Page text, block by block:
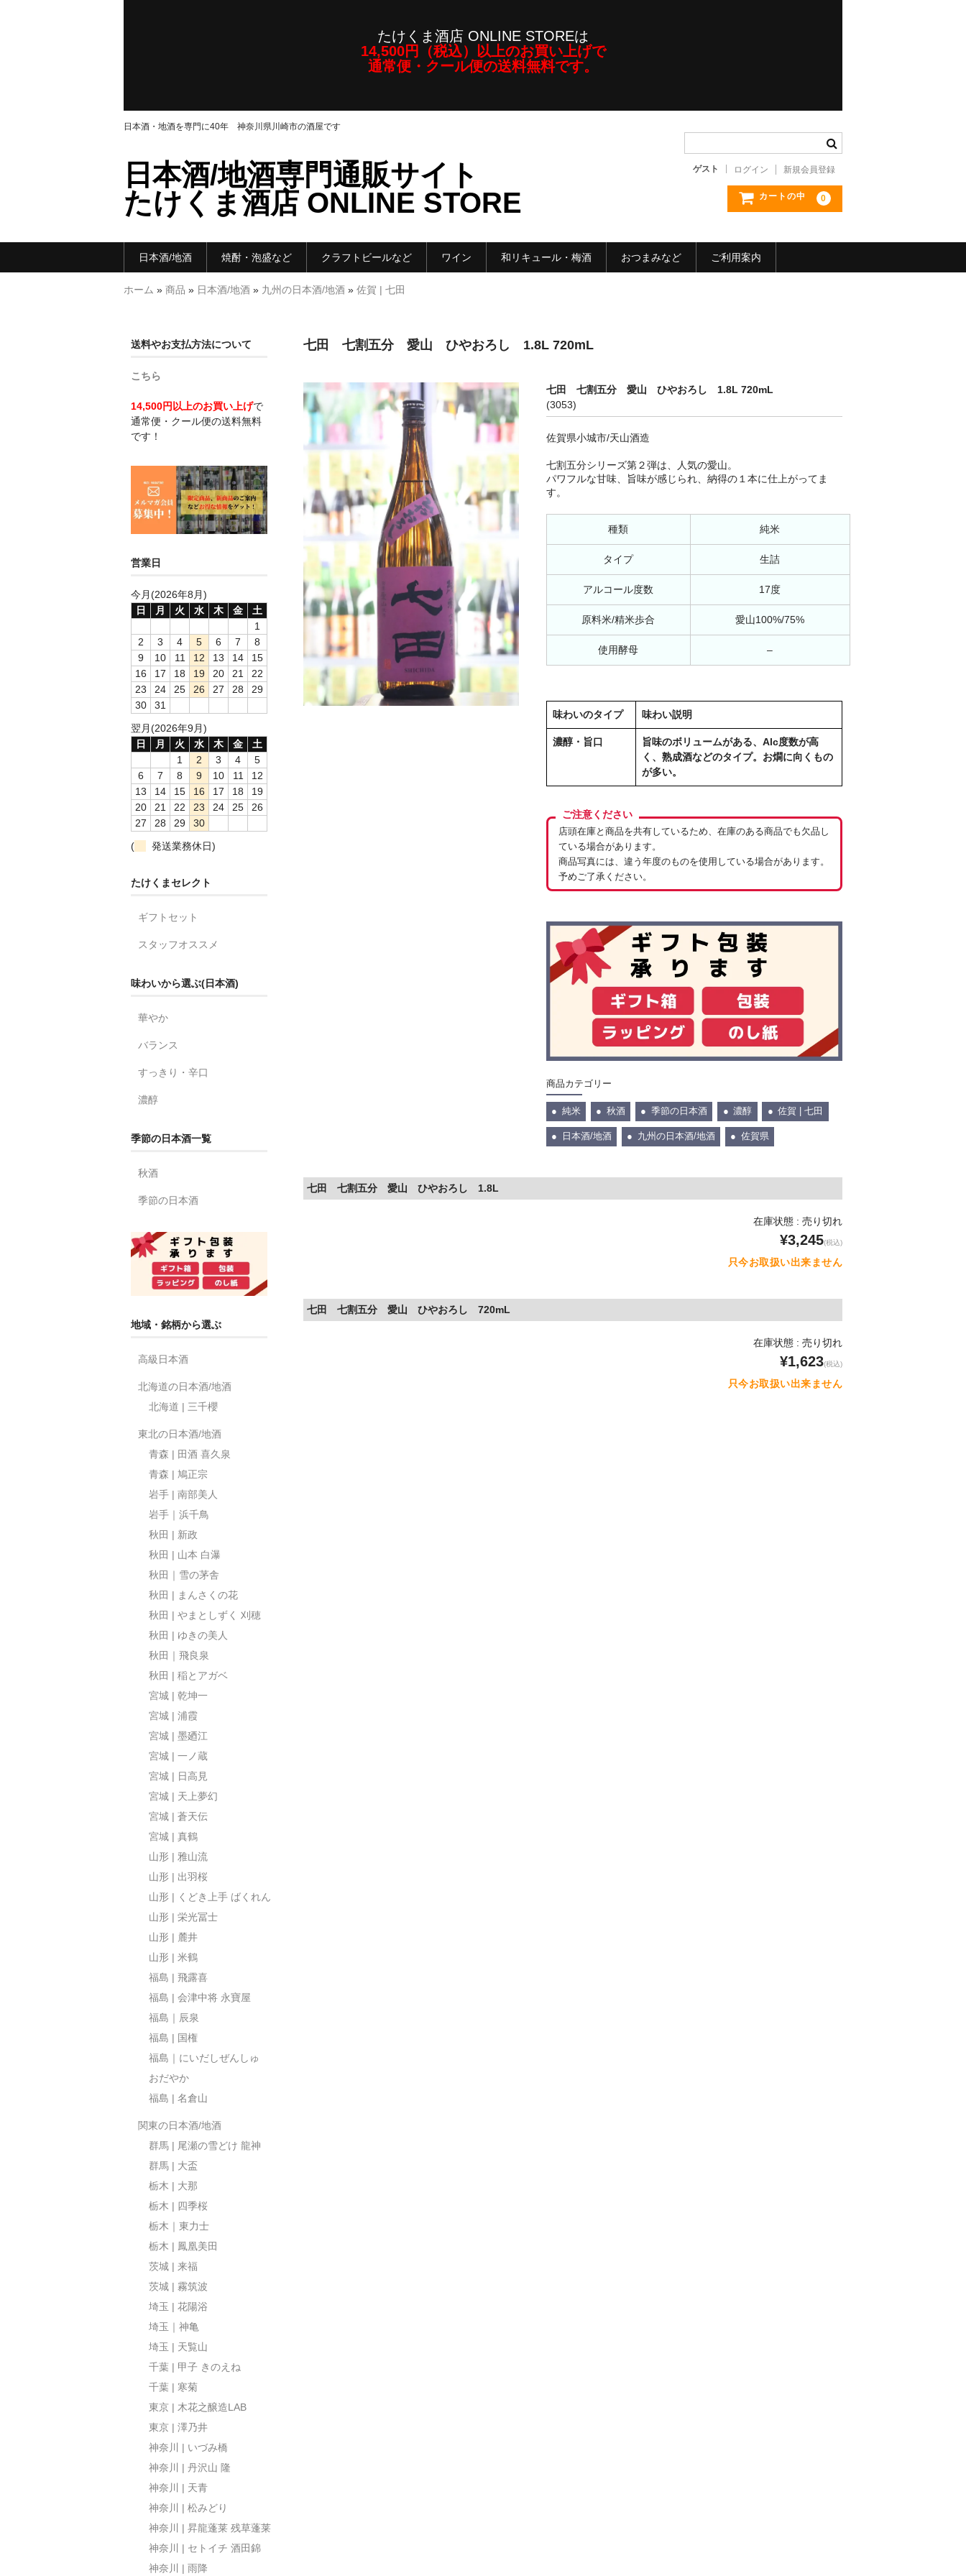
たけくま酒店 ONLINE STOREは
14,500円（税込）以上のお買い上げで
通常便・クール便の送料無料です。
日本酒・地酒を専門に40年 神奈川県川崎市の酒屋です
日本酒/地酒専門通販サイト
たけくま酒店 ONLINE STORE
ゲスト ログイン 新規会員登録
カートの中 0
日本酒/地酒 焼酎・泡盛など クラフトビールなど ワイン 和リキュール・梅酒 おつまみなど ご利用案内
ホーム » 商品 » 日本酒/地酒 » 九州の日本酒/地酒 » 佐賀 | 七田
七田 七割五分 愛山 ひやおろし 1.8L 720mL
七田 七割五分 愛山 ひやおろし 1.8L 720mL
(3053)
佐賀県小城市/天山酒造
七割五分シリーズ第２弾は、人気の愛山。
パワフルな甘味、旨味が感じられ、納得の１本に仕上がってま
す。
種類 純米
タイプ 生詰
アルコール度数 17度
原料米/精米歩合 愛山100%/75%
使用酵母 –
味わいのタイプ 味わい説明
濃醇・旨口
旨味のボリュームがある、Alc度数が高
く、熟成酒などのタイプ。お燗に向くもの
が多い。
ご注意ください
店頭在庫と商品を共有しているため、在庫のある商品でも欠品し
ている場合があります。
商品写真には、違う年度のものを使用している場合があります。
予めご了承ください。
商品カテゴリー
純米 秋酒 季節の日本酒 濃醇 佐賀 | 七田
日本酒/地酒 九州の日本酒/地酒 佐賀県
七田 七割五分 愛山 ひやおろし 1.8L
在庫状態 : 売り切れ
¥3,245(税込)
只今お取扱い出来ません
七田 七割五分 愛山 ひやおろし 720mL
在庫状態 : 売り切れ
¥1,623(税込)
只今お取扱い出来ません
送料やお支払方法について
こちら
14,500円以上のお買い上げで
通常便・クール便の送料無料
です！
営業日
今月(2026年8月)
日
月 火 水 木 金
土
1
2
3 4 5 6 7
8
9
10 11 12 13 14
15
16
17 18 19 20 21
22
23
24 25 26 27 28
29
30
31
翌月(2026年9月)
日
月 火 水 木 金
土
1
2 3 4
5
6
7 8 9 10 11
12
13
14 15 16 17 18
19
20
21 22 23 24 25
26
27
28 29
30
(
発送業務休日)
たけくまセレクト
ギフトセット
スタッフオススメ
味わいから選ぶ(日本酒)
華やか
バランス
すっきり・辛口
濃醇
季節の日本酒一覧
秋酒
季節の日本酒
地域・銘柄から選ぶ
高級日本酒
北海道の日本酒/地酒
北海道 | 三千櫻
東北の日本酒/地酒
青森 | 田酒 喜久泉
青森 | 鳩正宗
岩手 | 南部美人
岩手｜浜千鳥
秋田 | 新政
秋田 | 山本 白瀑
秋田｜雪の茅舎
秋田 | まんさくの花
秋田 | やまとしずく 刈穂
秋田 | ゆきの美人
秋田｜飛良泉
秋田 | 稲とアガベ
宮城 | 乾坤一
宮城 | 浦霞
宮城 | 墨廼江
宮城 | 一ノ蔵
宮城 | 日高見
宮城 | 天上夢幻
宮城 | 蒼天伝
宮城 | 真鶴
山形 | 雅山流
山形 | 出羽桜
山形 | くどき上手 ばくれん
山形 | 栄光冨士
山形 | 麓井
山形 | 米鶴
福島 | 飛露喜
福島 | 会津中将 永寶屋
福島｜辰泉
福島 | 国権
福島｜にいだしぜんしゅ
おだやか
福島 | 名倉山
関東の日本酒/地酒
群馬 | 尾瀬の雪どけ 龍神
群馬 | 大盃
栃木 | 大那
栃木 | 四季桜
栃木｜東力士
栃木 | 鳳凰美田
茨城 | 来福
茨城 | 霧筑波
埼玉 | 花陽浴
埼玉｜神亀
埼玉 | 天覧山
千葉 | 甲子 きのえね
千葉 | 寒菊
東京 | 木花之醸造LAB
東京 | 澤乃井
神奈川 | いづみ橋
神奈川 | 丹沢山 隆
神奈川 | 天青
神奈川 | 松みどり
神奈川 | 昇龍蓬莱 残草蓬莱
神奈川 | セトイチ 酒田錦
神奈川 | 雨降